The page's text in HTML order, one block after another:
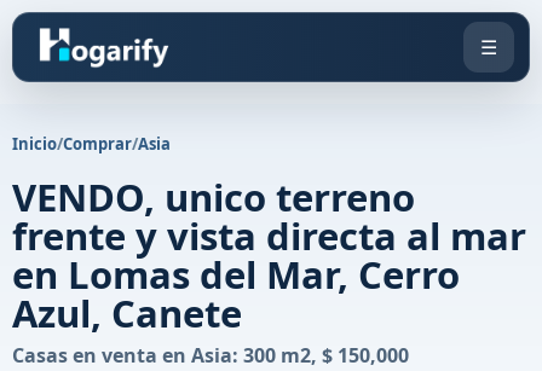
☰
Inicio/Comprar/Asia
VENDO, unico terreno
frente y vista directa al mar
en Lomas del Mar, Cerro
Azul, Canete
Casas en venta en Asia: 300 m2, $ 150,000